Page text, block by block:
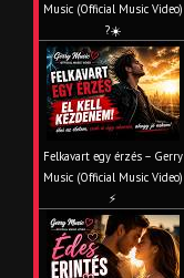
Music (Official Music Video)
?☀️
Felkavart egy érzés – Gerry
Music (Official Music Video)
⚡